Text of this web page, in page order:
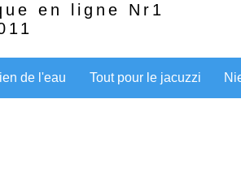
en ligne Nr1
de l'eau Tout pour le jacuzzi